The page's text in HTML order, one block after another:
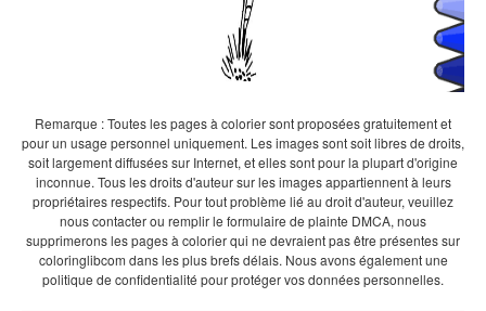
Remarque : Toutes les pages à colorier sont proposées gratuitement et
pour un usage personnel uniquement. Les images sont soit libres de droits,
soit largement diffusées sur Internet, et elles sont pour la plupart d'origine
inconnue. Tous les droits d'auteur sur les images appartiennent à leurs
propriétaires respectifs. Pour tout problème lié au droit d'auteur, veuillez
nous contacter ou remplir le formulaire de plainte DMCA, nous
supprimerons les pages à colorier qui ne devraient pas être présentes sur
coloringlibcom dans les plus brefs délais. Nous avons également une
politique de confidentialité pour protéger vos données personnelles.